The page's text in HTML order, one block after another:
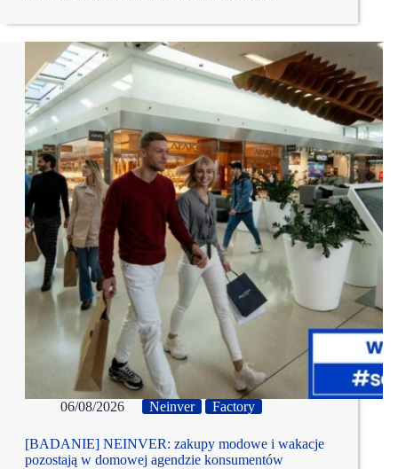
06/08/2026 Neinver Factory
[BADANIE] NEINVER: zakupy modowe i wakacje
pozostają w domowej agendzie konsumentów